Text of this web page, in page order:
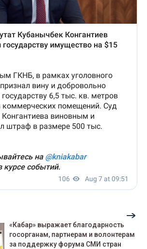
«Кабар» выражает благодарность
госорганам, партнерам и волонтерам
за поддержку форума СМИ стран